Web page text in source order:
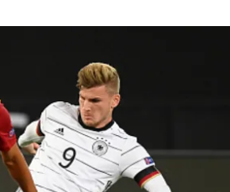
הפועל תל אביב
הפועל באר שבע
מכבי נתניה
בני יהודה